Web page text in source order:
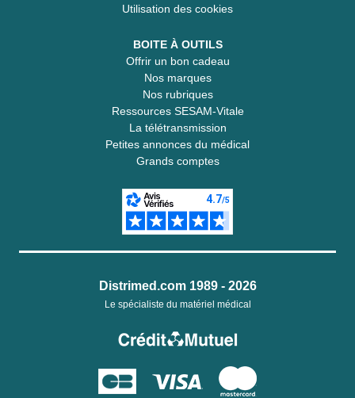
Utilisation des cookies
BOITE À OUTILS
Offrir un bon cadeau
Nos marques
Nos rubriques
Ressources SESAM-Vitale
La télétransmission
Petites annonces du médical
Grands comptes
Distrimed.com 1989 - 2026
Le spécialiste du matériel médical